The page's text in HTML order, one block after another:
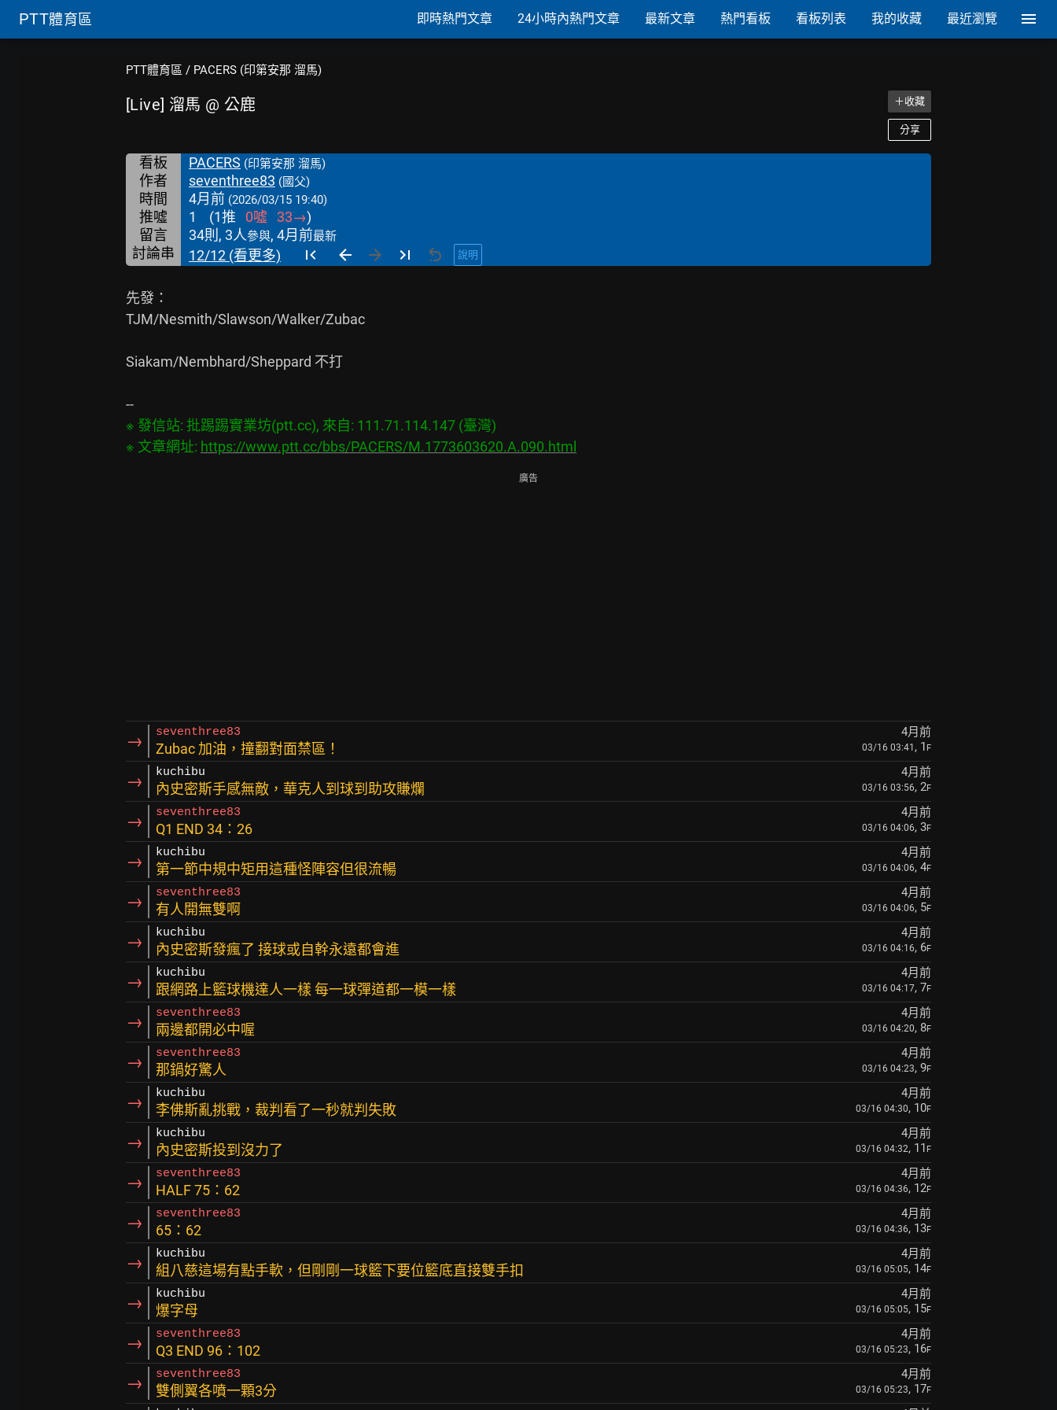
PTT體育區 即時熱門文章 24小時內熱門文章 最新文章 熱門看板 看板列表 我的收藏 最近瀏覽
PTT體育區 / PACERS (印第安那 溜馬)
[Live] 溜馬 @ 公鹿 ＋收藏
分享
看板 PACERS (印第安那 溜馬)
作者 seventhree83 (國父)
時間 4月前 (2026/03/15 19:40)
推噓 1 (1推 0噓 33→)
留言
34則, 3人參與, 4月前最新
討論串 12/12 (看更多) 說明
先發：
TJM/Nesmith/Slawson/Walker/Zubac
Siakam/Nembhard/Sheppard 不打
※ 發信站: 批踢踢實業坊(ptt.cc), 來自: 111.71.114.147 (臺灣)
※ 文章網址: https://www.ptt.cc/bbs/PACERS/M.1773603620.A.090.html
廣告
→ seventhree83 4月前
Zubac 加油，撞翻對面禁區！ 03/16 03:41 , 1 F
→ kuchibu 4月前
內史密斯手感無敵，華克人到球到助攻賺爛 03/16 03:56, 2F
→ seventhree83 4月前
Q1 END 34：26 03/16 04:06, 3F
→ kuchibu 4月前
第一節中規中矩用這種怪陣容但很流暢 03/16 04:06, 4F
→ seventhree83 4月前
有人開無雙啊 03/16 04:06, 5F
→ kuchibu 4月前
內史密斯發瘋了 接球或自幹永遠都會進 03/16 04:16, 6F
→ kuchibu 4月前
跟網路上籃球機達人一樣 每一球彈道都一模一樣 03/16 04:17, 7F
→ seventhree83 4月前
兩邊都開必中喔 03/16 04:20, 8F
→ seventhree83 4月前
那鍋好驚人 03/16 04:23, 9F
→ kuchibu 4月前
李佛斯亂挑戰，裁判看了一秒就判失敗 03/16 04:30, 10F
→ kuchibu 4月前
內史密斯投到沒力了 03/16 04:32, 11 F
→ seventhree83 4月前
HALF 75：62 03/16 04:36, 12F
→ seventhree83 4月前
65：62 03/16 04:36, 13F
→ kuchibu 4月前
組八慈這場有點手軟，但剛剛一球籃下要位籃底直接雙手扣 03/16 05:05, 14F
→ kuchibu 4月前
爆字母 03/16 05:05, 15F
→ seventhree83 4月前
Q3 END 96：102 03/16 05:23, 16F
→ seventhree83 4月前
雙側翼各噴一顆3分 03/16 05:23, 17F